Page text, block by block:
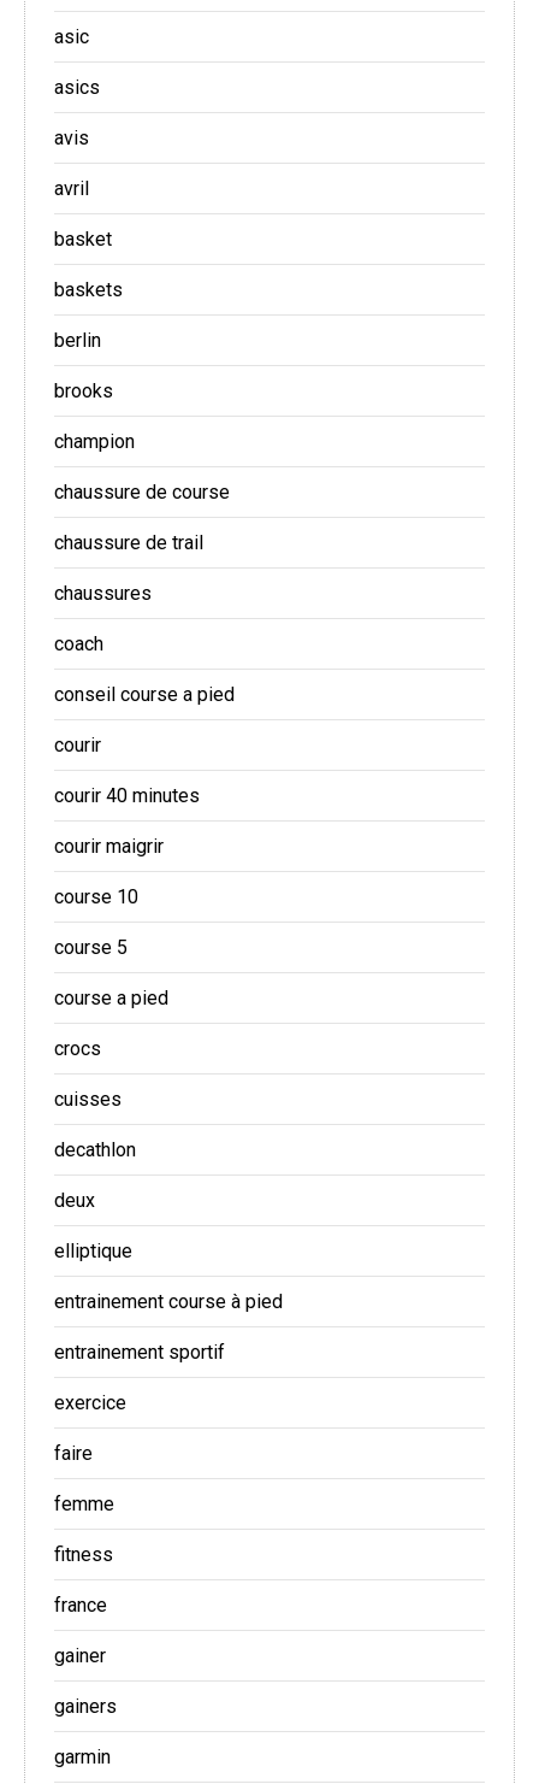
asic
asics
avis
avril
basket
baskets
berlin
brooks
champion
chaussure de course
chaussure de trail
chaussures
coach
conseil course a pied
courir
courir 40 minutes
courir maigrir
course 10
course 5
course a pied
crocs
cuisses
decathlon
deux
elliptique
entrainement course à pied
entrainement sportif
exercice
faire
femme
fitness
france
gainer
gainers
garmin